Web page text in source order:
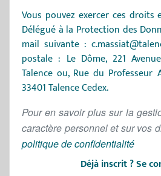
Vous pouvez exercer ces droits
Délégué à la Protection des
mail suivante :
postale : Le Dôme, 221
Talence ou, Rue du Professeur
33401 Talence Cedex.
Pour en savoir plus sur la
caractère personnel et sur vos
politique de confidentialité
Déjà inscrit ?Se